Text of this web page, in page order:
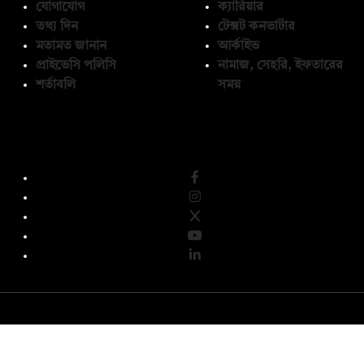
যোগাযোগ
তথ্য দিন
মতামত জানান
প্রাইভেসি পলিসি
শর্তাবলি
ক্যারিয়ার
টেক্সট কনভার্টার
আর্কাইভ
নামাজ, সেহরি, ইফতারের
সময়